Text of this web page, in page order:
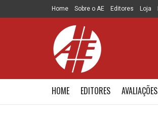
Home Sobre o AE Editores Loja
HOME EDITORES AVALIAÇÕES